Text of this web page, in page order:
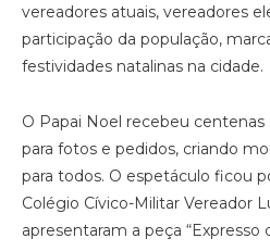
vereadores atuais, vereadores
participação da população,
festividades natalinas na cidade.
O Papai Noel recebeu centenas
para fotos e pedidos, criando
para todos. O espetáculo ficou
Colégio Cívico-Militar Vereador
apresentaram a peça “Expresso